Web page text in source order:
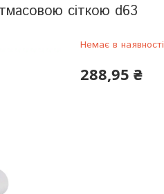
сіткою d63
Немає в наявності
288,95 ₴